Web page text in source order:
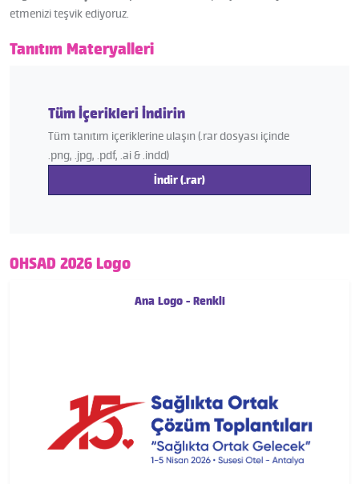
etmenizi teşvik ediyoruz.
Tanıtım Materyalleri
Tüm İçerikleri İndirin
Tüm tanıtım içeriklerine ulaşın (.rar dosyası içinde
.png, .jpg, .pdf, .ai & .indd)
İndir (.rar)
OHSAD 2026 Logo
Ana Logo - Renkli